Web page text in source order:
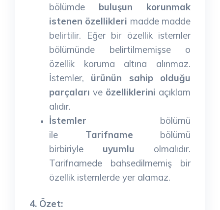
bölümde buluşun korunmak
istenen özellikleri madde madde
belirtilir. Eğer bir özellik istemler
bölümünde belirtilmemişse o
özellik koruma altına alınmaz.
İstemler, ürünün sahip olduğu
parçaları ve özelliklerini açıklam
alıdır.
İstemler bölümü
ile Tarifname bölümü
birbiriyle uyumlu olmalıdır.
Tarifnamede bahsedilmemiş bir
özellik istemlerde yer alamaz.
4. Özet: